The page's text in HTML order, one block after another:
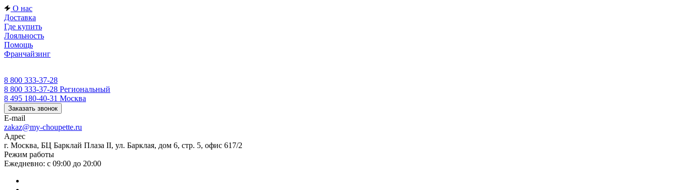
О нас
Доставка
Где купить
Лояльность
Помощь
Франчайзинг
8 800 333-37-28
8 800 333-37-28 Региональный
8 495 180-40-31 Москва
Заказать звонок
E-mail
zakaz@my-choupette.ru
Адрес
г. Москва, БЦ Барклай Плаза II, ул. Барклая, дом 6, стр. 5, офис 617/2
Режим работы
Ежедневно: с 09:00 до 20:00